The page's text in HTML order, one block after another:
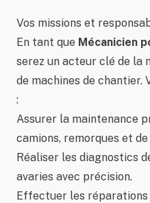
Vos missions et
En tant que Mécanicien
serez un acteur clé de la
de machines de chantier.
:
Assurer la maintenance
camions, remorques et
Réaliser les diagnostics
avaries avec précision.
Effectuer les